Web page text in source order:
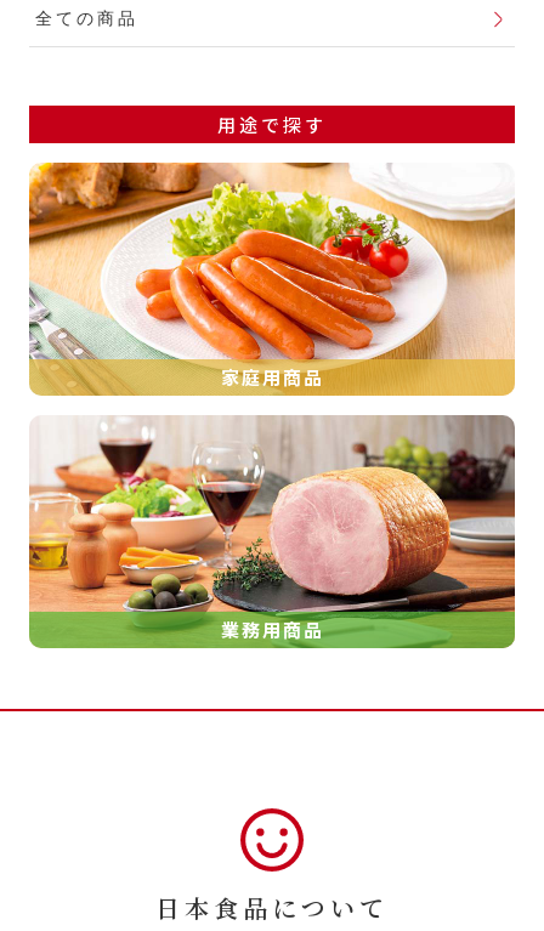
全ての商品
用途で探す
家庭用商品
業務用商品
日本食品について